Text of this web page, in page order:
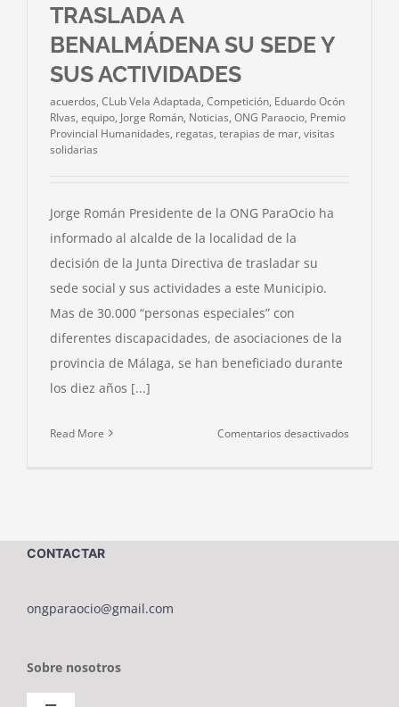
TRASLADA A
BENALMÁDENA SU SEDE Y
SUS ACTIVIDADES
acuerdos, CLub Vela Adaptada, Competición, Eduardo Ocón
RIvas, equipo, Jorge Román, Noticias, ONG Paraocio, Premio
Provincial Humanidades, regatas, terapias de mar, visitas
solidarias
Jorge Román Presidente de la ONG ParaOcio ha
informado al alcalde de la localidad de la
decisión de la Junta Directiva de trasladar su
sede social y sus actividades a este Municipio.
Mas de 30.000 “personas especiales” con
diferentes discapacidades, de asociaciones de la
provincia de Málaga, se han beneficiado durante
los diez años [...]
Read More Comentarios desactivados
A
CONTACTAR
ongparaocio@gmail.com
Sobre nosotros